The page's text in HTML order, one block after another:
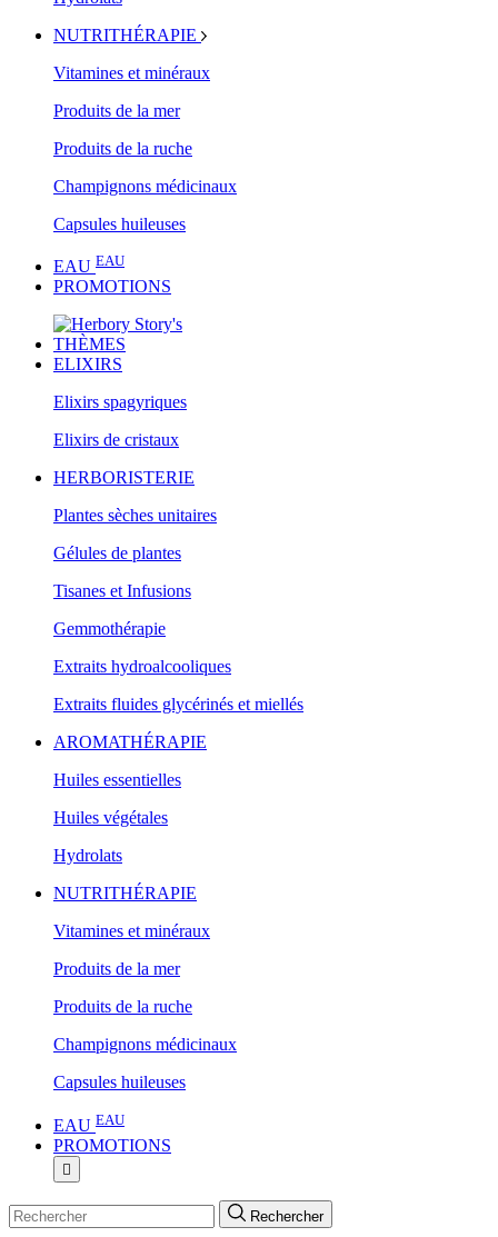
NUTRITHÉRAPIE
Vitamines et minéraux
Produits de la mer
Produits de la ruche
Champignons médicinaux
Capsules huileuses
EAU EAU
PROMOTIONS
THÈMES
ELIXIRS
Elixirs spagyriques
Elixirs de cristaux
HERBORISTERIE
Plantes sèches unitaires
Gélules de plantes
Tisanes et Infusions
Gemmothérapie
Extraits hydroalcooliques
Extraits fluides glycérinés et miellés
AROMATHÉRAPIE
Huiles essentielles
Huiles végétales
Hydrolats
NUTRITHÉRAPIE
Vitamines et minéraux
Produits de la mer
Produits de la ruche
Champignons médicinaux
Capsules huileuses
EAU EAU
PROMOTIONS

Rechercher